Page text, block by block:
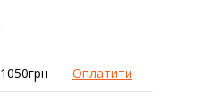
1050грн Оплатити